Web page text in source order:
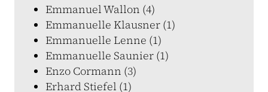
Emmanuel Wallon (4)
Emmanuelle Klausner (1)
Emmanuelle Lenne (1)
Emmanuelle Saunier (1)
Enzo Cormann (3)
Erhard Stiefel (1)